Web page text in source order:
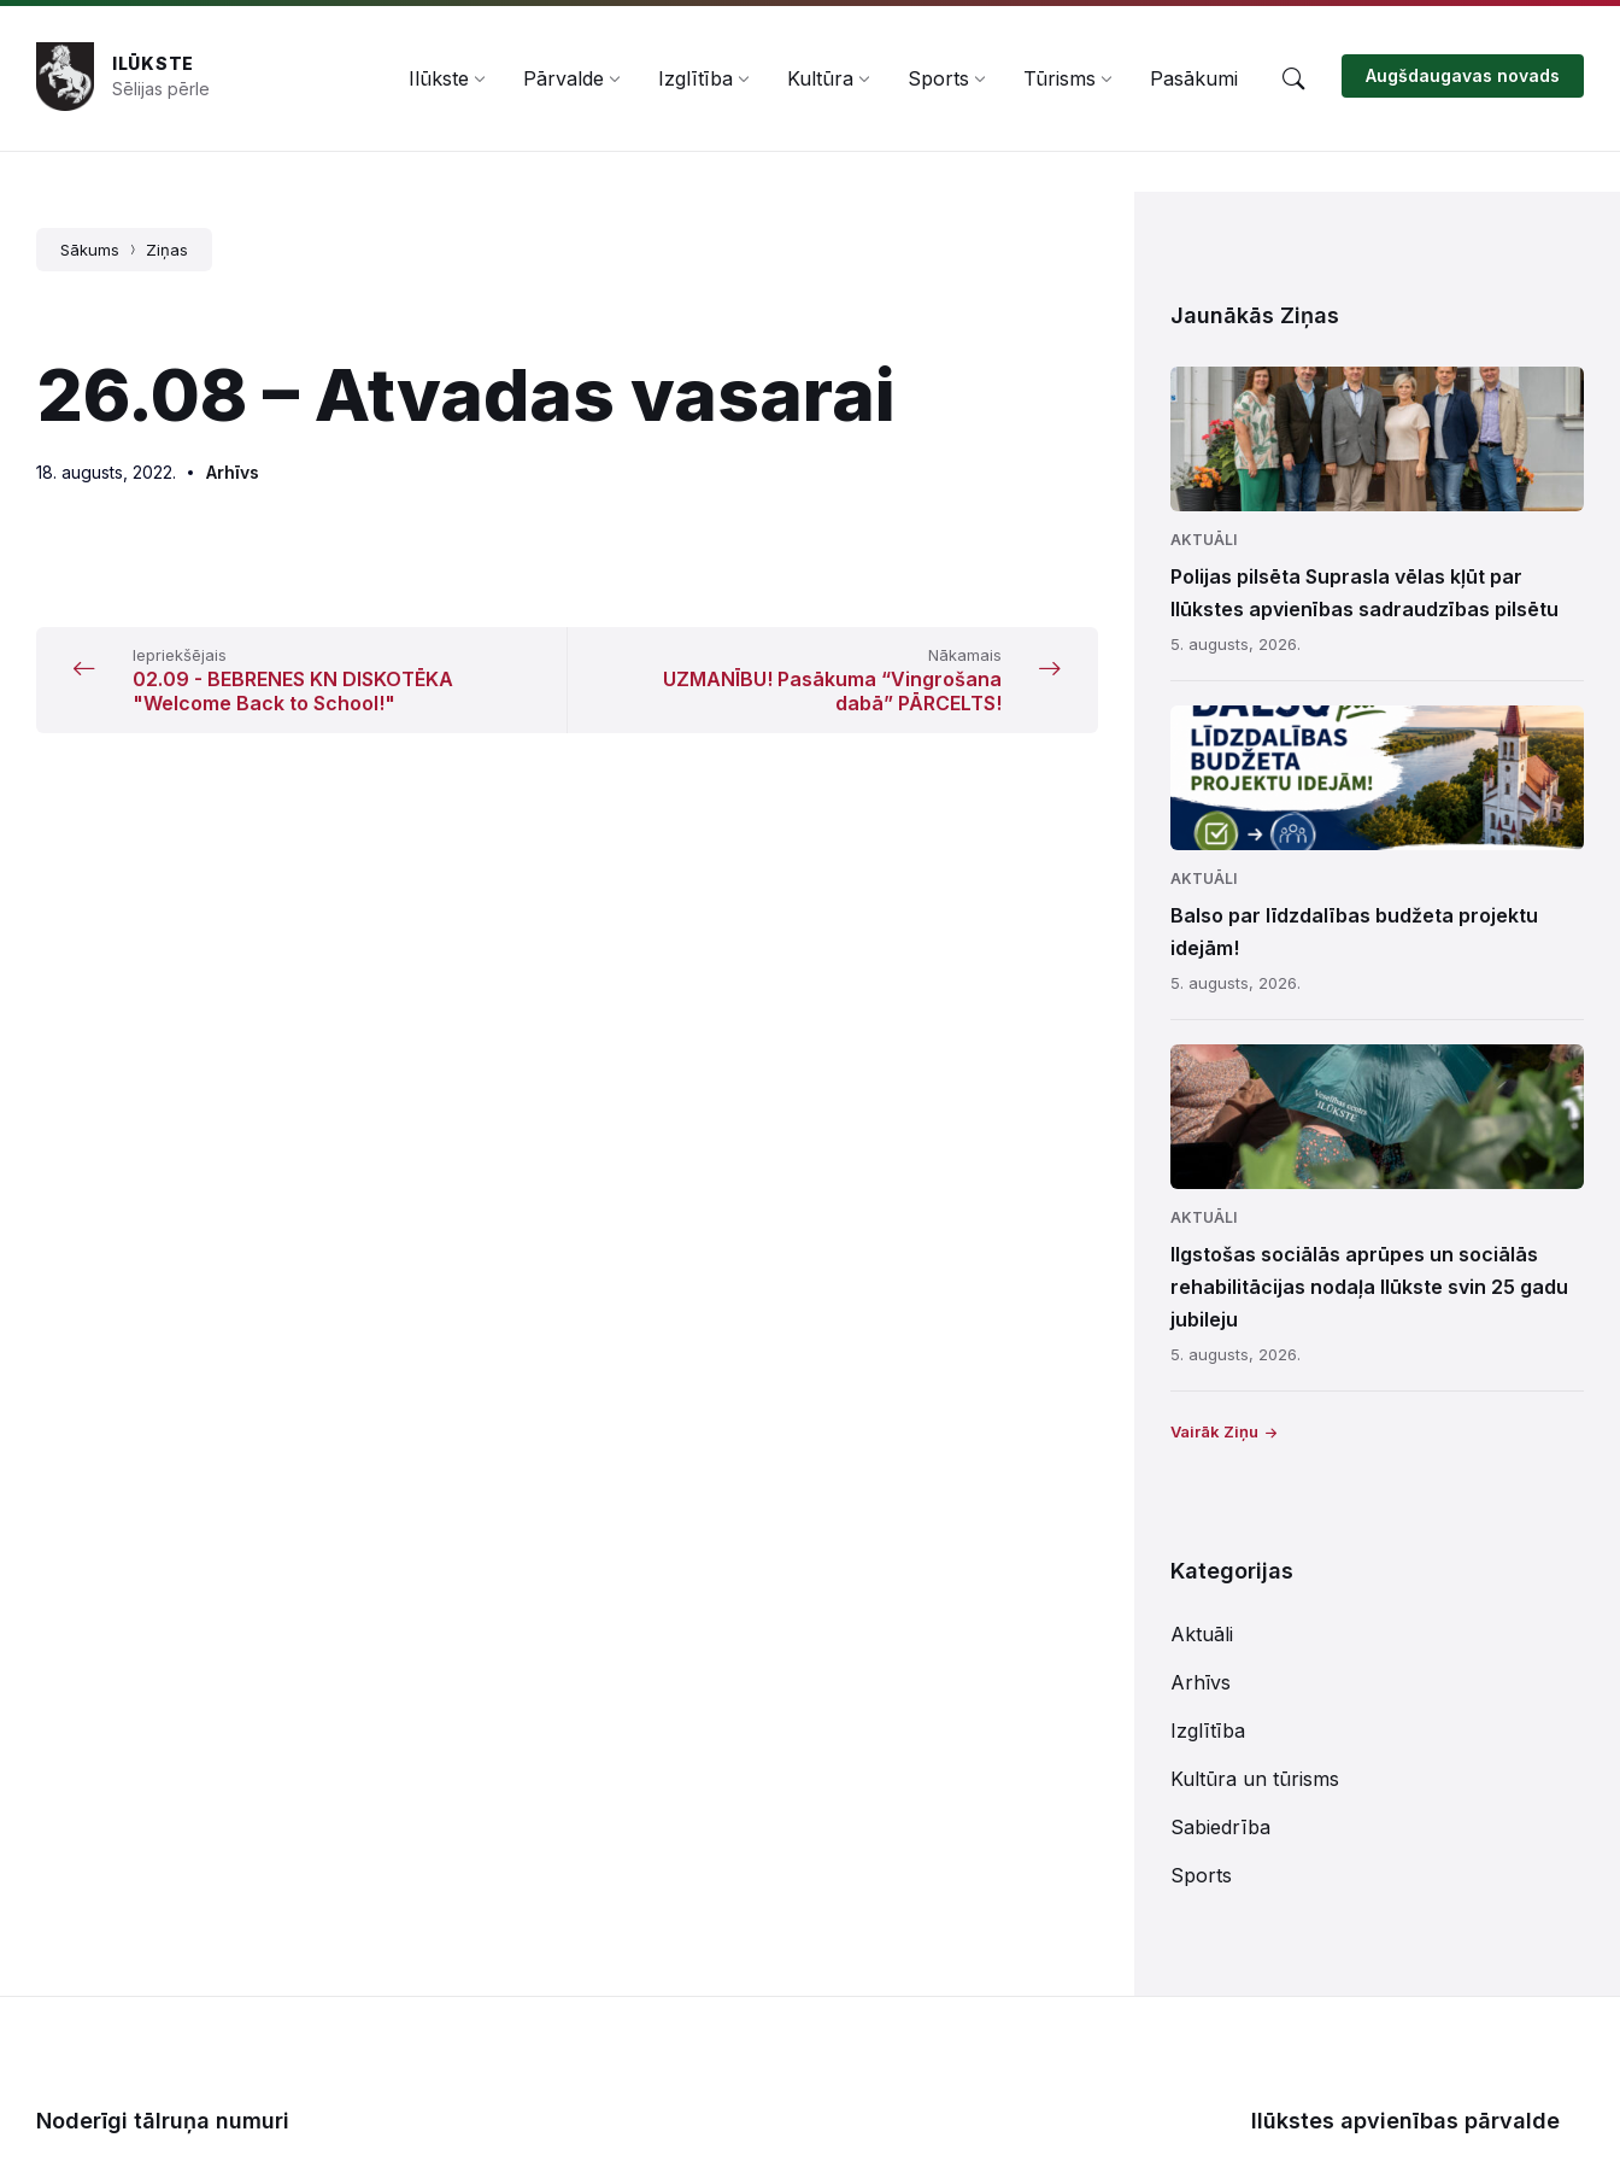
Pāriet
saturu
Skip
navigation
Skip
footer
ILŪKSTE
Sēlijas pērle
Ilūkste Pārvalde Izglītība Kultūra Sports Tūrisms Pasākumi Augšdaugavas novads
Sākums Ziņas
26.08 – Atvadas vasarai
18. augusts, 2022. Arhīvs
Iepriekšējais
02.09 - BEBRENES KN DISKOTĒKA
"Welcome Back to School!"
Nākamais
UZMANĪBU! Pasākuma “Vingrošana
dabā” PĀRCELTS!
Jaunākās Ziņas
AKTUĀLI
Polijas pilsēta Suprasla vēlas kļūt par
Ilūkstes apvienības sadraudzības pilsētu
5. augusts, 2026.
AKTUĀLI
Balso par līdzdalības budžeta projektu
idejām!
5. augusts, 2026.
AKTUĀLI
Ilgstošas sociālās aprūpes un sociālās
rehabilitācijas nodaļa Ilūkste svin 25 gadu
jubileju
5. augusts, 2026.
Vairāk Ziņu
Kategorijas
Aktuāli
Arhīvs
Izglītība
Kultūra un tūrisms
Sabiedrība
Sports
Noderīgi tālruņa numuri Ilūkstes apvienības pārvalde